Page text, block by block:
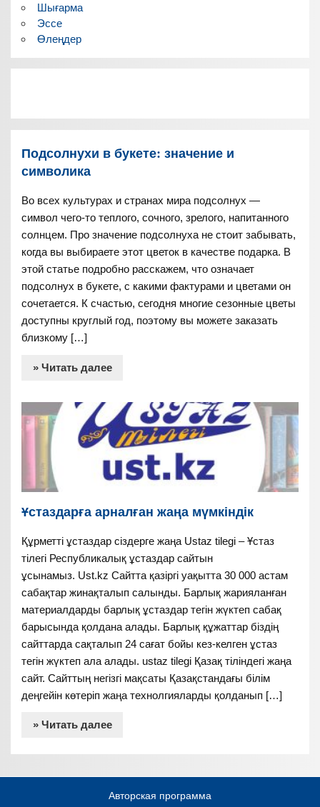
Шығарма
Эссе
Өлеңдер
Подсолнухи в букете: значение и
символика
Во всех культурах и странах мира подсолнух —
символ чего-то теплого, сочного, зрелого, напитанного
солнцем. Про значение подсолнуха не стоит забывать,
когда вы выбираете этот цветок в качестве подарка. В
этой статье подробно расскажем, что означает
подсолнух в букете, с какими фактурами и цветами он
сочетается. К счастью, сегодня многие сезонные цветы
доступны круглый год, поэтому вы можете заказать
близкому […]
» Читать далее
Ұстаздарға арналған жаңа мүмкіндік
Құрметті ұстаздар сіздерге жаңа Ustaz tilegi – Ұстаз
тілегі Республикалық ұстаздар сайтын
ұсынамыз. Ust.kz Сайтта қазіргі уақытта 30 000 астам
сабақтар жинақталып салынды. Барлық жарияланған
материалдарды барлық ұстаздар тегін жүктеп сабақ
барысында қолдана алады. Барлық құжаттар біздің
сайттарда сақталып 24 сағат бойы кез-келген ұстаз
тегін жүктеп ала алады. ustaz tilegi Қазақ тіліндегі жаңа
сайт. Сайттың негізгі мақсаты Қазақстандағы білім
деңгейін көтеріп жаңа технолгияларды қолданып […]
» Читать далее
Авторская программа